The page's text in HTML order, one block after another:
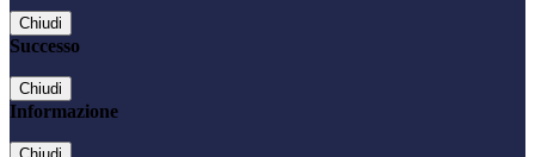
Chiudi
Successo
Chiudi
Informazione